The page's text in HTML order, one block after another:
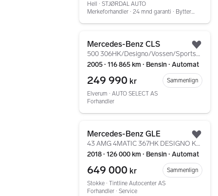
Hell ∙ STJØRDAL AUTO
Merkeforhandler ∙ 24 mnd garanti ∙ Bytterett
Mercedes-Benz CLS
500 306HK/Designo/Vossen/Sportseksos/Memory/Cruise
2005 ∙ 116 865 km ∙ Bensin ∙ Automat
249 990 kr
Sammenlign
Elverum ∙ AUTO SELECT AS
Forhandler
Mercedes-Benz GLE
43 AMG 4MATIC 367HK DESIGNO KROK/1-EIER/MYE UTSTYR+
2018 ∙ 126 000 km ∙ Bensin ∙ Automat
649 000 kr
Sammenlign
Stokke ∙ Tintline Autocenter AS
Forhandler ∙ Service